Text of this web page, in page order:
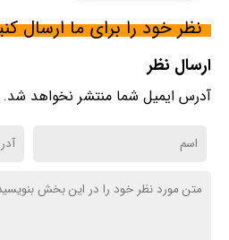
نظر خود را برای ما ارسال
ارسال نظر
آدرس ایمیل شما منتشر نخواهد شد.